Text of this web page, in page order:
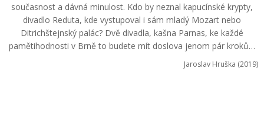
současnost a dávná minulost. Kdo by neznal kapucínské krypty,
divadlo Reduta, kde vystupoval i sám mladý Mozart nebo
Ditrichštejnský palác? Dvě divadla, kašna Parnas, ke každé
pamětihodnosti v Brně to budete mít doslova jenom pár kroků…
Jaroslav Hruška (2019)